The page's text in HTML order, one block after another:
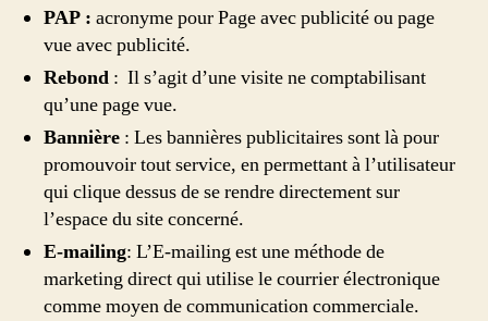
PAP : acronyme pour Page avec publicité ou page
vue avec publicité.
Rebond : Il s’agit d’une visite ne comptabilisant
qu’une page vue.
Bannière : Les bannières publicitaires sont là pour
promouvoir tout service, en permettant à l’utilisateur
qui clique dessus de se rendre directement sur
l’espace du site concerné.
E-mailing: L’E-mailing est une méthode de
marketing direct qui utilise le courrier électronique
comme moyen de communication commerciale.